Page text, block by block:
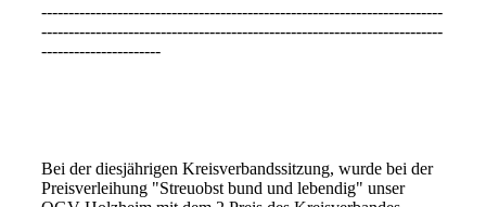
--------------------------------------------------------------------------
--------------------------------------------------------------------------
----------------------
Bei der diesjährigen Kreisverbandssitzung, wurde bei der
Preisverleihung "Streuobst bund und lebendig" unser